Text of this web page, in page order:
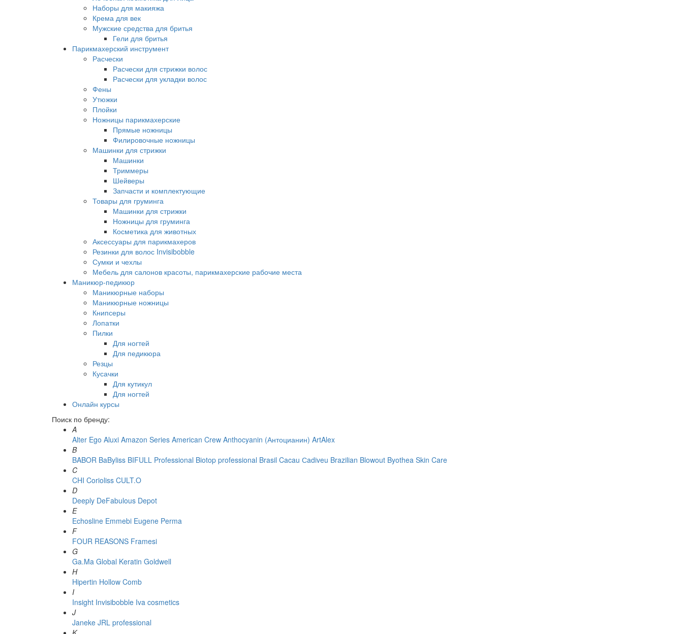
Наборы для макияжа
Крема для век
Мужские средства для бритья
Гели для бритья
Парикмахерский инструмент
Расчески
Расчески для стрижки волос
Расчески для укладки волос
Фены
Утюжки
Плойки
Ножницы парикмахерские
Прямые ножницы
Филировочные ножницы
Машинки для стрижки
Машинки
Триммеры
Шейверы
Запчасти и комплектующие
Товары для груминга
Машинки для стрижки
Ножницы для груминга
Косметика для животных
Аксессуары для парикмахеров
Резинки для волос Invisibobble
Сумки и чехлы
Мебель для салонов красоты, парикмахерские рабочие места
Маникюр-педикюр
Маникюрные наборы
Маникюрные ножницы
Книпсеры
Лопатки
Пилки
Для ногтей
Для педикюра
Резцы
Кусачки
Для кутикул
Для ногтей
Онлайн курсы
Поиск по бренду:
A
Alter Ego Aluxi Amazon Series American Crew Anthocyanin (Антоцианин) ArtAlex
B
BABOR BaByliss BIFULL Professional Biotop professional Brasil Cacau Сadiveu Brazilian Blowout Byothea Skin Care
C
CHI Corioliss CULT.O
D
Deeply DeFabulous Depot
E
Echosline Emmebi Eugene Perma
F
FOUR REASONS Framesi
G
Ga.Ma Global Keratin Goldwell
H
Hipertin Hollow Comb
I
Insight Invisibobble Iva cosmetics
J
Janeke JRL professional